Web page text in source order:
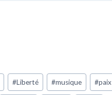
#Liberté #musique #paix